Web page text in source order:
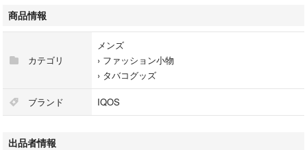
ポストには鍵を付けるなどのご対応お願い致します。
ゆうパケットプラス発送は
電池類の有無に関わらず
全て船便になるようです^_^
最低1週間はかかります^_^
ご了承いただける方のみご購入下さい
商品情報
カテゴリ
メンズ
› ファッション小物
› タバコグッズ
ブランド IQOS
出品者情報